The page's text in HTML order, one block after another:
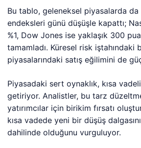
Bu tablo, geleneksel piyasalarda da
endeksleri günü düşüşle kapattı;
%1, Dow Jones ise yaklaşık 300
tamamladı. Küresel risk iştahındaki
piyasalarındaki satış eğilimini de
Piyasadaki sert oynaklık, kısa
getiriyor. Analistler, bu tarz
yatırımcılar için birikim fırsatı
kısa vadede yeni bir düşüş
dahilinde olduğunu vurguluyor.